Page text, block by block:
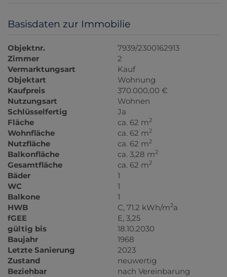
Basisdaten zur Immobilie
Objektnr.
7939/2300162913
Zimmer
2
Vermarktungsart
Kauf
Objektart
Wohnung
Kaufpreis
370.000,00 €
Nutzungsart
Wohnen
Schlüsselfertig
Ja
Fläche
ca. 62 m2
Wohnfläche ca. 62 m2
Nutzfläche ca. 62 m2
Balkonfläche ca. 3,28 m2
Gesamtfläche ca. 62 m2
Bäder
1
WC
1
Balkone
1
HWB
C, 71.2 kWh/m2a
fGEE
E, 3,25
gültig bis
18.10.2030
Baujahr
1968
Letzte Sanierung
2023
Zustand
neuwertig
Beziehbar
nach Vereinbarung